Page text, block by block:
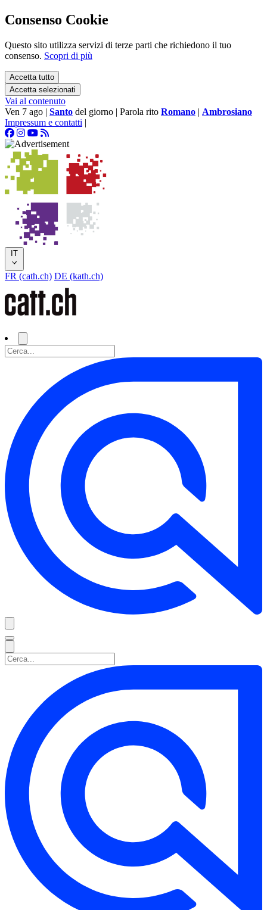
Consenso Cookie
Questo sito utilizza servizi di terze parti che richiedono il tuo
consenso. Scopri di più
Accetta tutto
Accetta selezionati
Vai al contenuto
Ven 7 ago | Santo del giorno | Parola rito Romano | Ambrosiano
Impressum e contatti |
IT
FR (cath.ch) DE (kath.ch)